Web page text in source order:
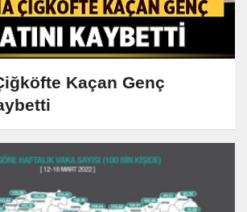
Kaçan Genç